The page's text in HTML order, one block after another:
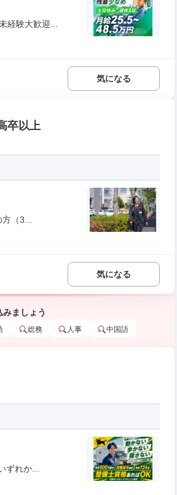
験大歓迎...
気になる
卒以上
（3...
気になる
ましょう
総務 人事 中国語
れか...